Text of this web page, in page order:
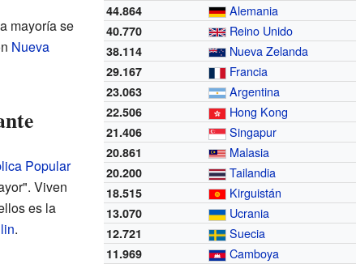
44.864 Alemania
40.770 Reino Unido
38.114 Nueva Zelanda
29.167 Francia
23.063 Argentina
22.506 Hong Kong
21.406 Singapur
20.861 Malasia
20.200 Tailandia
18.515 Kirguistán
13.070 Ucrania
12.721 Suecia
11.969 Camboya
mayoría se
Nueva
Popular
Viven
es la
.